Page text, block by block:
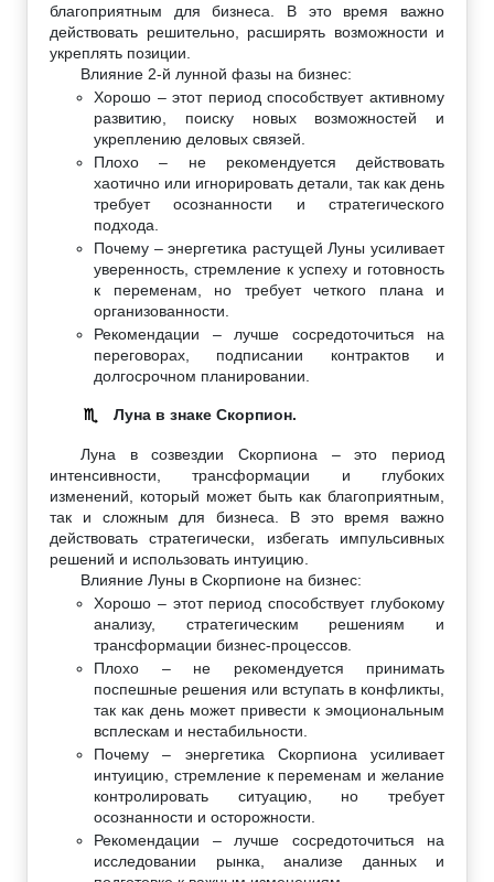
благоприятным для бизнеса. В это время важно
действовать решительно, расширять возможности и
укреплять позиции.
Влияние 2-й лунной фазы на бизнес:
Хорошо – этот период способствует активному
развитию, поиску новых возможностей и
укреплению деловых связей.
Плохо – не рекомендуется действовать
хаотично или игнорировать детали, так как день
требует осознанности и стратегического
подхода.
Почему – энергетика растущей Луны усиливает
уверенность, стремление к успеху и готовность
к переменам, но требует четкого плана и
организованности.
Рекомендации – лучше сосредоточиться на
переговорах, подписании контрактов и
долгосрочном планировании.
♏ Луна в знаке Скорпион.
Луна в созвездии Скорпиона – это период
интенсивности, трансформации и глубоких
изменений, который может быть как благоприятным,
так и сложным для бизнеса. В это время важно
действовать стратегически, избегать импульсивных
решений и использовать интуицию.
Влияние Луны в Скорпионе на бизнес:
Хорошо – этот период способствует глубокому
анализу, стратегическим решениям и
трансформации бизнес-процессов.
Плохо – не рекомендуется принимать
поспешные решения или вступать в конфликты,
так как день может привести к эмоциональным
всплескам и нестабильности.
Почему – энергетика Скорпиона усиливает
интуицию, стремление к переменам и желание
контролировать ситуацию, но требует
осознанности и осторожности.
Рекомендации – лучше сосредоточиться на
исследовании рынка, анализе данных и